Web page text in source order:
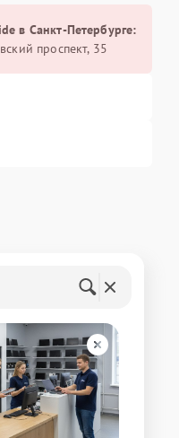
в Санкт-Петербурге:
проспект, 35